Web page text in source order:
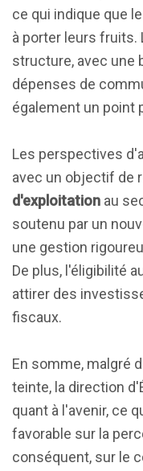
ce qui indique que
à porter leurs fruits.
structure, avec une
dépenses de
également un point
Les perspectives
avec un objectif de
d'exploitation au
soutenu par un
une gestion
De plus, l'éligibilité
attirer des
fiscaux.
En somme, malgré
teinte, la direction
quant à l'avenir, ce
favorable sur la
conséquent, sur le